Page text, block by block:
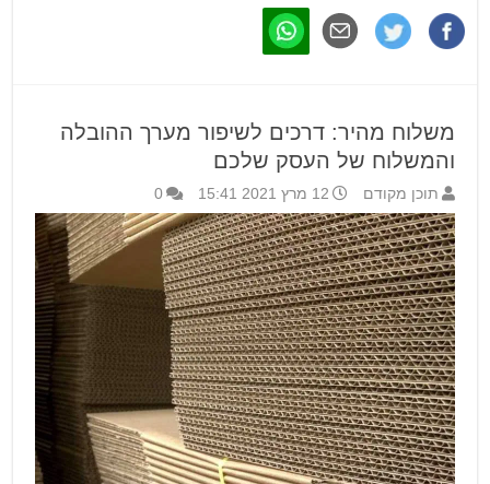
משלוח מהיר: דרכים לשיפור מערך ההובלה
והמשלוח של העסק שלכם
תוכן מקודם 12 מרץ 2021 15:41 0